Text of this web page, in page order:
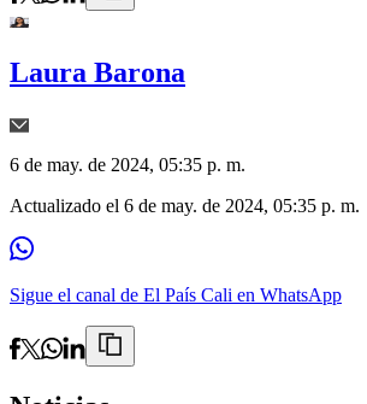
Laura Barona
6 de may. de 2024, 05:35 p. m.
Actualizado el 6 de may. de 2024, 05:35 p. m.
Sigue el canal de El País Cali en WhatsApp